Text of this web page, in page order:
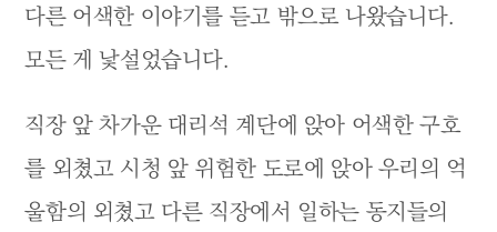
다른 어색한 이야기를 듣고 밖으로 나왔습니다.
모든 게 낯설었습니다.
직장 앞 차가운 대리석 계단에 앉아 어색한 구호
를 외쳤고 시청 앞 위험한 도로에 앉아 우리의 억
울함의 외쳤고 다른 직장에서 일하는 동지들의